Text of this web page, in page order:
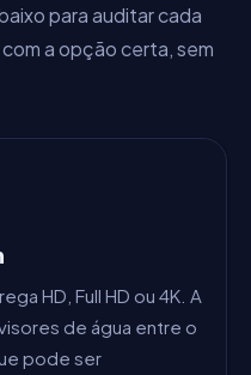
para auditar cada
a opção certa, sem
HD, Full HD ou 4K. A
de água entre o
pode ser